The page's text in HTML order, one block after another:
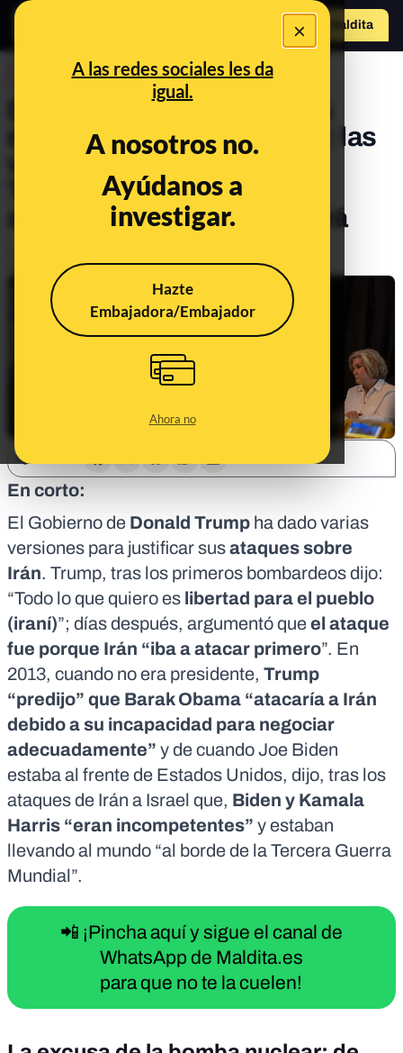
×
A las redes sociales les da
igual.
A nosotros no.
Ayúdanos a
investigar.
Hazte
Embajadora/Embajador
Ahora no
Hazte Maldita
CONTROL DEL PODER
De acabar con el régimen a
destruir su arsenal nuclear: las
versiones del Gobierno de
Trump sobre por qué han
atacado Irán y cuánto durará
Actualizado elMay 7, 2026, 10:53:00 AM
En corto:
El Gobierno de Donald Trump ha dado varias
versiones para justificar susataques sobre
Irán. Trump, tras los primeros bombardeos dijo:
“Todo lo que quiero es libertad para el pueblo
(iraní)”; días después, argumentó queel ataque
fue porque Irán “iba a atacar primero”. En
2013, cuando no era presidente, Trump
“predijo” que Barak Obama “atacaría a Irán
debido a su incapacidad para negociar
adecuadamente” y de cuando Joe Biden
estaba al frente de Estados Unidos, dijo, tras los
ataques de Irán a Israel que, Biden y Kamala
Harris “eran incompetentes” y estaban
llevando al mundo “al borde de la Tercera Guerra
Mundial”.
📲 ¡Pincha aquí y sigue el canal de
WhatsApp de Maldita.es
para que no te la cuelen!